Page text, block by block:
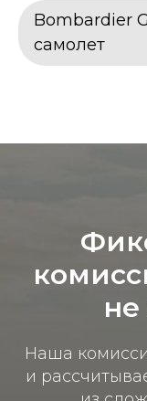
Bombardier
самолет
Наша
и